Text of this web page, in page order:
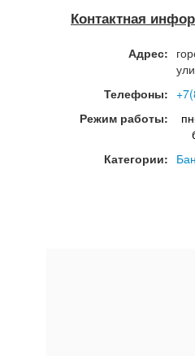
Контактная
Адрес:
Телефоны:
Режим работы:
Категории: